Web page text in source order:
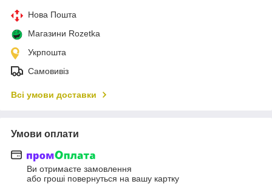
Нова Пошта
Магазини Rozetka
Укрпошта
Самовивіз
Всі умови доставки
Умови оплати
Ви отримаєте замовлення
або гроші повернуться на вашу картку